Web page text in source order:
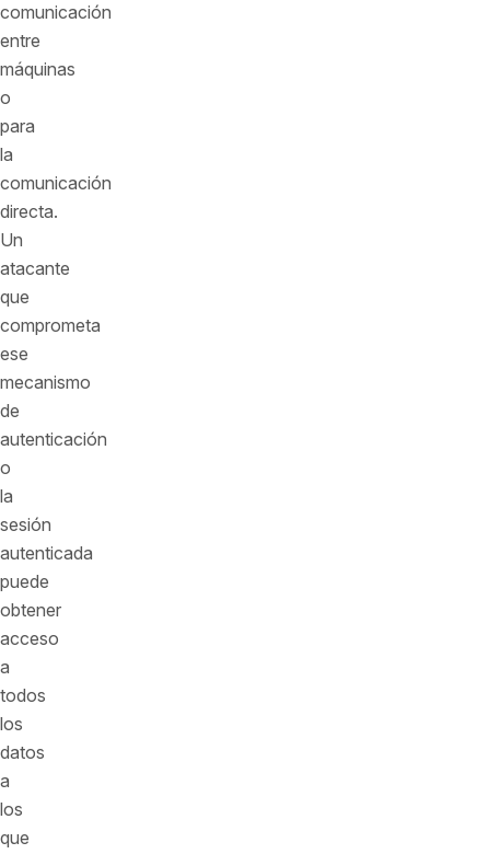
comunicación
entre
máquinas
o
para
la
comunicación
directa.
Un
atacante
que
comprometa
ese
mecanismo
de
autenticación
o
la
sesión
autenticada
puede
obtener
acceso
a
todos
los
datos
a
los
que